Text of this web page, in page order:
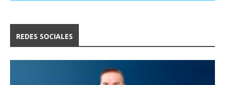
REDES SOCIALES